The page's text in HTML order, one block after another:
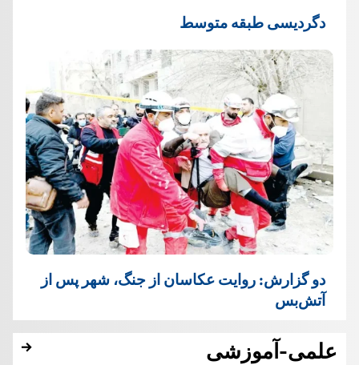
دگردیسی طبقه متوسط
دو گزارش: روایت عکاسان از جنگ، شهر پس از
آتش‌بس
علمی-آموزشی